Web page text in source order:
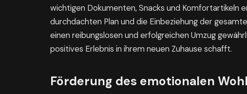
wichtigen Dokumenten, Snacks und Komfortartikeln
durchdachten Plan und die Einbeziehung der
einen reibungslosen und erfolgreichen Umzug
positives Erlebnis in ihrem neuen Zuhause schafft.
Förderung des emotionalen